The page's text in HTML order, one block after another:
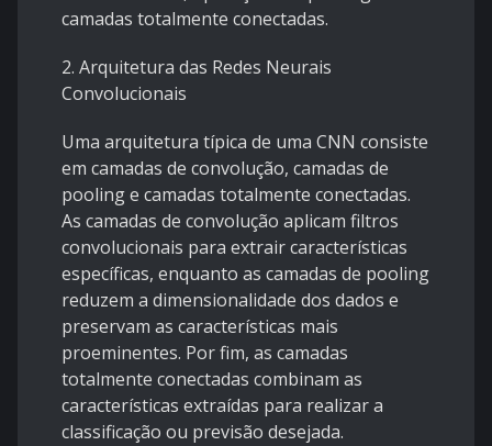
camadas totalmente conectadas.
2. Arquitetura das Redes Neurais
Convolucionais
Uma arquitetura típica de uma CNN consiste
em camadas de convolução, camadas de
pooling e camadas totalmente conectadas.
As camadas de convolução aplicam filtros
convolucionais para extrair características
específicas, enquanto as camadas de pooling
reduzem a dimensionalidade dos dados e
preservam as características mais
proeminentes. Por fim, as camadas
totalmente conectadas combinam as
características extraídas para realizar a
classificação ou previsão desejada.